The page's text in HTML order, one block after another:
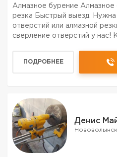
Алмазное бурение Алмазное
резка Быстрый выезд. Нужна
отверстий или алмазной
сверление отверстий у нас!
расширени...
ПОДРОБНЕЕ
Денис